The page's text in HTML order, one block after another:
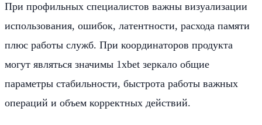
При профильных специалистов важны визуализации
использования, ошибок, латентности, расхода памяти
плюс работы служб. При координаторов продукта
могут являться значимы 1xbet зеркало общие
параметры стабильности, быстрота работы важных
операций и объем корректных действий.